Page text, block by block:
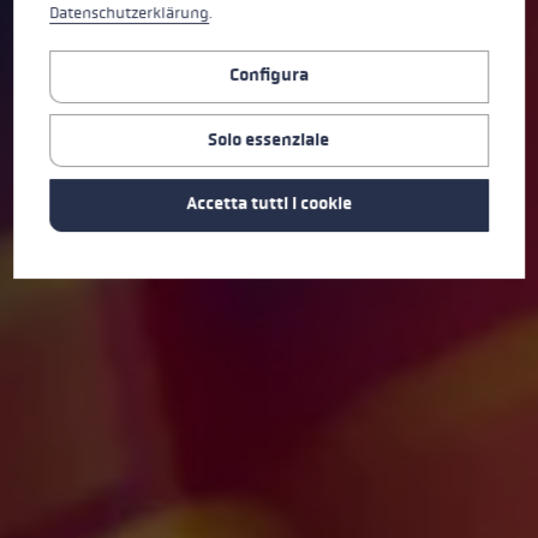
Datenschutzerklärung.
Configura
Solo essenziale
Accetta tutti i cookie